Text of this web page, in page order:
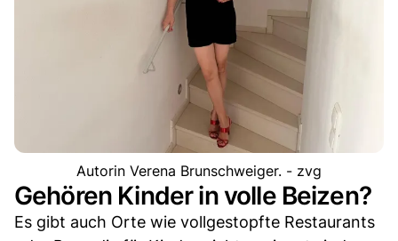
Autorin Verena Brunschweiger. - zvg
Gehören Kinder in volle Beizen?
Es gibt auch Orte wie vollgestopfte Restaurants